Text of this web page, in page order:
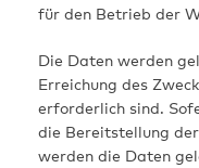
für den Betrieb der
Die Daten werden
Erreichung des
erforderlich sind.
die Bereitstellung
werden die Daten